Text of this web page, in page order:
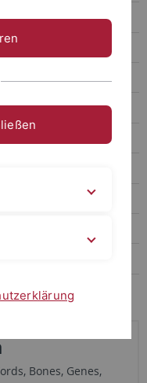
Bones, Genes,